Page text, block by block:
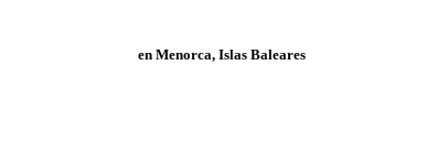
en Menorca, Islas Baleares